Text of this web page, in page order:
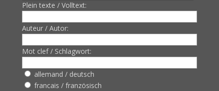
Plein texte / Volltext:
Auteur / Autor:
Mot clef / Schlagwort:
allemand / deutsch
francais / französisch